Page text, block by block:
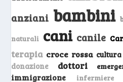
anziani bambini
naturali cani canile
terapia croce rossa cultura
donazione dottori
immigrazione infermiere